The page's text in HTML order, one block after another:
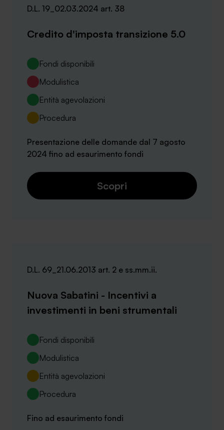
D.L. 19_02.03.2024 art. 38
Credito d'imposta transizione 5.0
Fondi disponibili
Modulistica
Entità agevolazioni
Procedura
Presentazione delle domande dal 7 agosto
2024 fino ad esaurimento fondi
Scopri
D.L. 69_21.06.2013 art. 2 e ss.mm.ii.
Nuova Sabatini - Incentivi a
investimenti in beni strumentali
Fondi disponibili
Modulistica
Entità agevolazioni
Procedura
Fino ad esaurimento fondi